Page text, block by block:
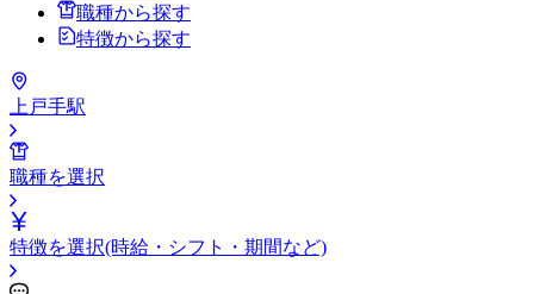
職種から探す
特徴から探す
上戸手駅
職種を選択
特徴を選択(時給・シフト・期間など)